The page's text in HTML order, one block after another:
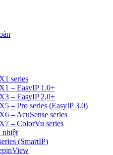
series
– EasyIP 1.0+
– EasyIP 2.0+
– Pro series (EasyIP 3.0)
– AcuSense series
– ColorVu series
nhiệt
(SmartIP)